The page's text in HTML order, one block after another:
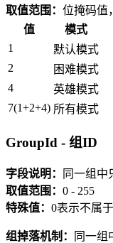
取值范围： 位掩码值
值
模式
1
默认模式
2
困难模式
4
英雄模式
7(1+2+4) 所有模式
GroupId - 组ID
字段说明：
同一组中
取值范围： 0 - 255
特殊值： 0表示不属
组掉落机制：
同一组